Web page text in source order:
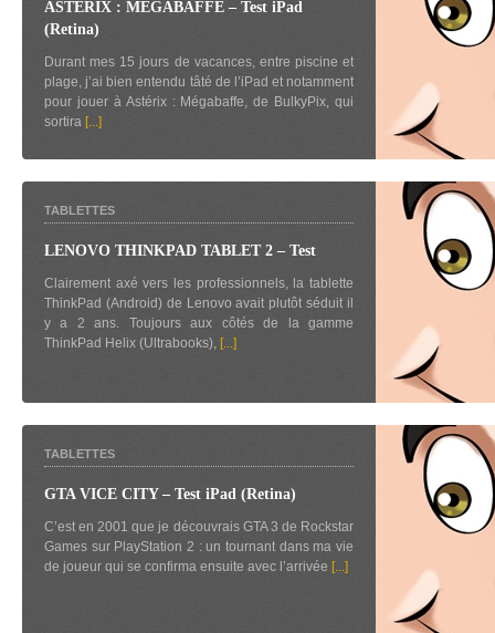
ASTÉRIX : MÉGABAFFE – Test iPad
(Retina)
Durant mes 15 jours de vacances, entre piscine et
plage, j’ai bien entendu tâté de l’iPad et notamment
pour jouer à Astérix : Mégabaffe, de BulkyPix, qui
sortira [...]
TABLETTES
LENOVO THINKPAD TABLET 2 – Test
Clairement axé vers les professionnels, la tablette
ThinkPad (Android) de Lenovo avait plutôt séduit il
y a 2 ans. Toujours aux côtés de la gamme
ThinkPad Helix (Ultrabooks), [...]
TABLETTES
GTA VICE CITY – Test iPad (Retina)
C’est en 2001 que je découvrais GTA 3 de Rockstar
Games sur PlayStation 2 : un tournant dans ma vie
de joueur qui se confirma ensuite avec l’arrivée [...]